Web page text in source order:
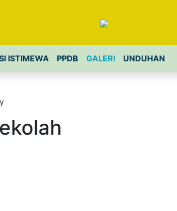
ISTIMEWA PPDB GALERI UNDUHAN